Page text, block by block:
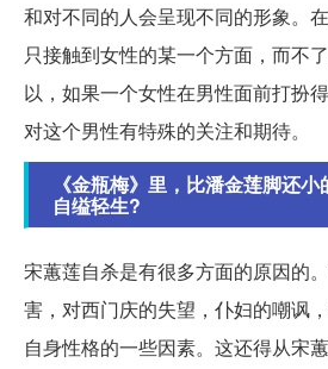
和对不同的人会呈现不同的形象。
只接触到女性的某一个方面，而不
以，如果一个女性在男性面前打扮
对这个男性有特殊的关注和期待。
《金瓶梅》里，比潘金莲脚还
自缢轻生?
宋蕙莲自杀是有很多方面的原因的
害，对西门庆的失望，仆妇的嘲讽
自身性格的一些因素。这还得从宋